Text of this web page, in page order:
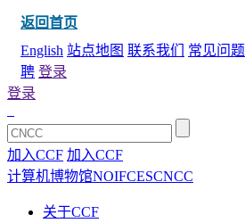
返回首页
English 站点地图 联系我们 常见问题
聘 登录
登录
加入CCF 加入CCF
计算机博物馆NOIFCESCNCC
关于CCF